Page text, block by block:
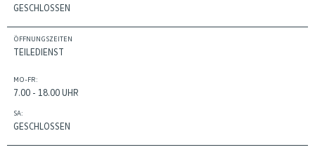
GESCHLOSSEN
ÖFFNUNGSZEITEN
TEILEDIENST
MO-FR:
7.00 - 18.00 UHR
SA:
GESCHLOSSEN